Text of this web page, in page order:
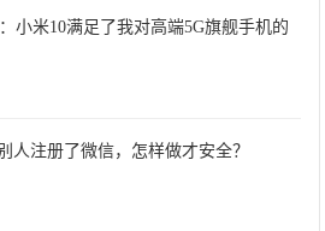
小米10满足了我对高端5G旗舰手机的
人注册了微信，怎样做才安全？